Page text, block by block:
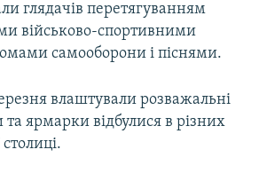
глядачів перетягуванням
військово-спортивними
самооборони і піснями.
влаштували розважальні
та ярмарки відбулися в різних